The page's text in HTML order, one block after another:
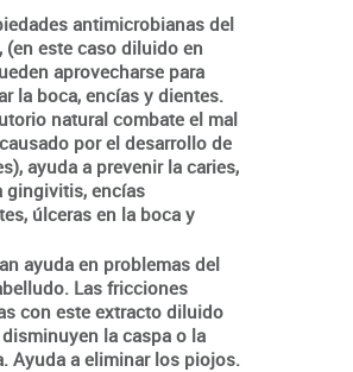
antimicrobianas del
(en este caso diluido en
aprovecharse para
la boca, encías y dientes.
natural combate el mal
por el desarrollo de
ayuda a prevenir la caries,
gingivitis, encías
úlceras en la boca y
ayuda en problemas del
Las fricciones
con este extracto diluido
la caspa o la
Ayuda a eliminar los piojos.